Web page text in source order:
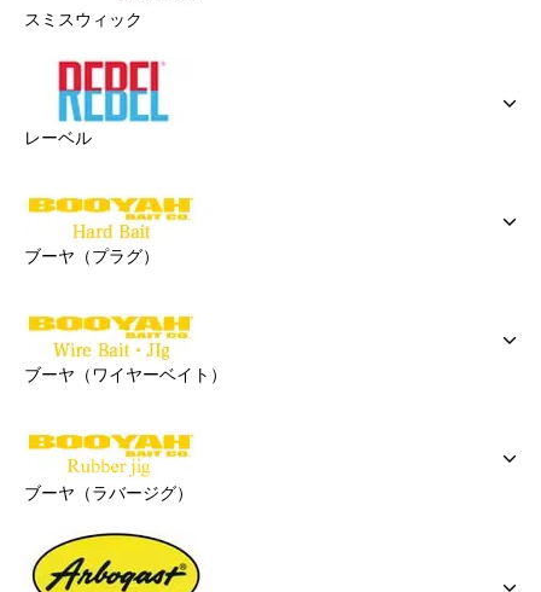
スミスウィック
レーベル
ブーヤ（プラグ）
ブーヤ（ワイヤーベイト）
ブーヤ（ラバージグ）